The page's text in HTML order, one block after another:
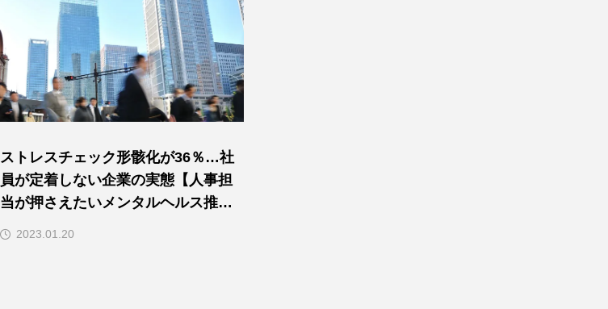
ストレスチェック形骸化が36％…社
員が定着しない企業の実態【人事担
当が押さえたいメンタルヘルス推進
2023.01.20